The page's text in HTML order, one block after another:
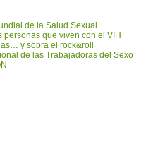
de la Salud Sexual
personas que viven con el VIH
y sobra el rock&roll
de las Trabajadoras del Sexo